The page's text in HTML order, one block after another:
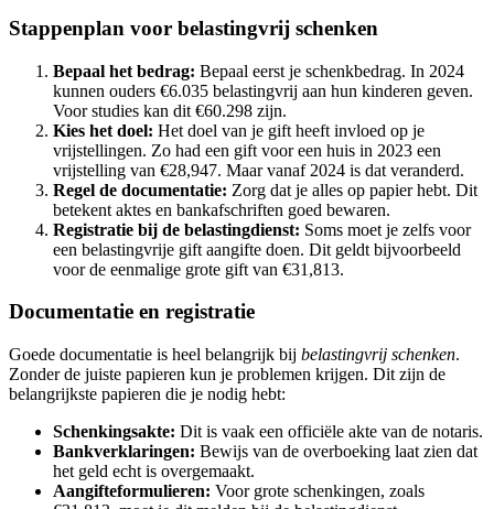
Stappenplan voor belastingvrij schenken
Bepaal het bedrag: Bepaal eerst je schenkbedrag. In 2024
kunnen ouders €6.035 belastingvrij aan hun kinderen geven.
Voor studies kan dit €60.298 zijn.
Kies het doel: Het doel van je gift heeft invloed op je
vrijstellingen. Zo had een gift voor een huis in 2023 een
vrijstelling van €28,947. Maar vanaf 2024 is dat veranderd.
Regel de documentatie: Zorg dat je alles op papier hebt. Dit
betekent aktes en bankafschriften goed bewaren.
Registratie bij de belastingdienst: Soms moet je zelfs voor
een belastingvrije gift aangifte doen. Dit geldt bijvoorbeeld
voor de eenmalige grote gift van €31,813.
Documentatie en registratie
Goede documentatie is heel belangrijk bij belastingvrij schenken.
Zonder de juiste papieren kun je problemen krijgen. Dit zijn de
belangrijkste papieren die je nodig hebt:
Schenkingsakte: Dit is vaak een officiële akte van de notaris.
Bankverklaringen: Bewijs van de overboeking laat zien dat
het geld echt is overgemaakt.
Aangifteformulieren: Voor grote schenkingen, zoals